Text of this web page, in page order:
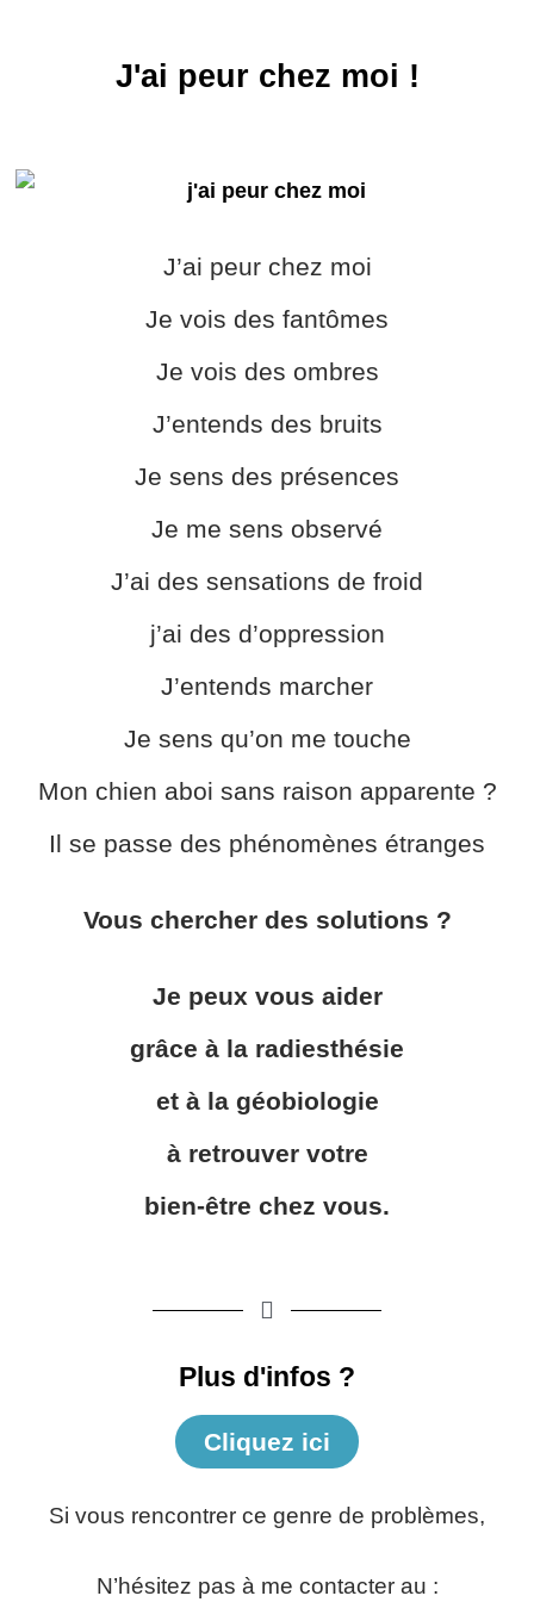
J'ai peur chez moi !
J’ai peur chez moi
Je vois des fantômes
Je vois des ombres
J’entends des bruits
Je sens des présences
Je me sens observé
J’ai des sensations de froid
j’ai des d’oppression
J’entends marcher
Je sens qu’on me touche
Mon chien aboi sans raison apparente ?
Il se passe des phénomènes étranges
Vous chercher des solutions ?
Je peux vous aider
grâce à la radiesthésie
et à la géobiologie
à retrouver votre
bien-être chez vous.
Plus d'infos ?
Cliquez ici
Si vous rencontrer ce genre de problèmes,
N’hésitez pas à me contacter au :